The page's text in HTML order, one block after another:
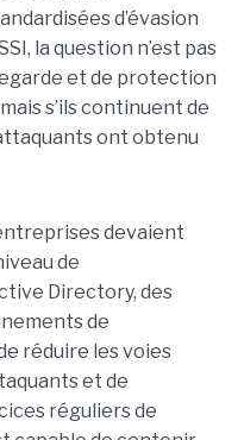
d’évasion
la question n’est pas
et de protection
s’ils continuent de
ont obtenu
devaient
de
Directory, des
de
réduire les voies
et de
réguliers de